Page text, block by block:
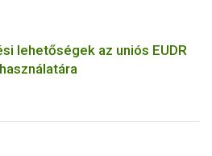
lehetőségek az uniós EUDR